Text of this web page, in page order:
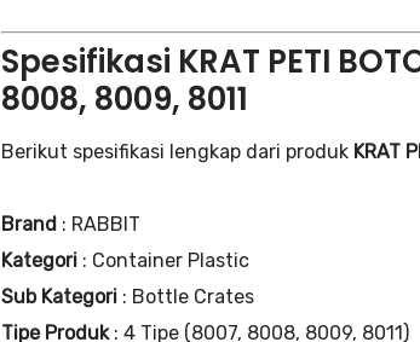
Spesifikasi KRAT PETI
8008, 8009, 8011
Berikut spesifikasi lengkap dari produk KRAT
Brand : RABBIT
Kategori : Container Plastic
Sub Kategori : Bottle Crates
Tipe Produk: 4 Tipe (8007, 8008, 8009, 8011)